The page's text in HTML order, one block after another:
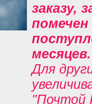
заказу,
помечен
Для
"Почтой